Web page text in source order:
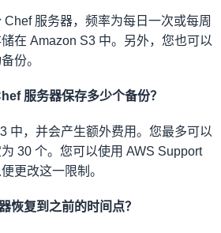
服务器，频率为每日一次或每周
在 Amazon S3 中。另外，您也可以
份。
服务器保存多少个备份？
中，并会产生额外费用。您最多可以
30 个。您可以使用 AWS Support
更改这一限制。
恢复到之前的时间点？